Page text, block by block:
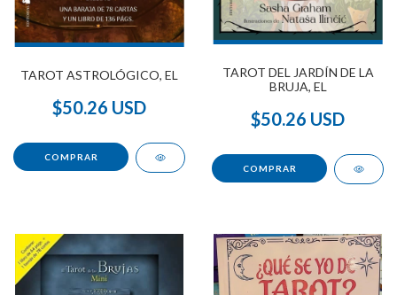
TAROT ASTROLÓGICO, EL
$50.26 USD
TAROT DEL JARDÍN DE LA
BRUJA, EL
$50.26 USD